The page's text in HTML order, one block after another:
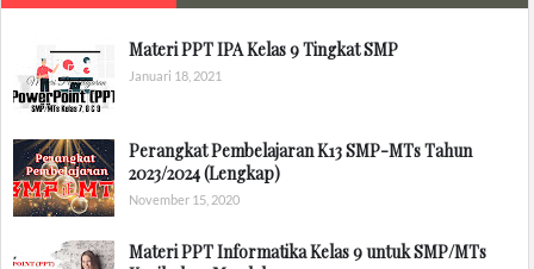
Materi PPT IPA Kelas 9 Tingkat SMP
Januari 18, 2021
Perangkat Pembelajaran K13 SMP-MTs Tahun
2023/2024 (Lengkap)
November 15, 2020
Materi PPT Informatika Kelas 9 untuk SMP/MTs